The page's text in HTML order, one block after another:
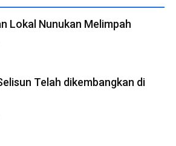
Lokal Nunukan Melimpah
Telah dikembangkan di